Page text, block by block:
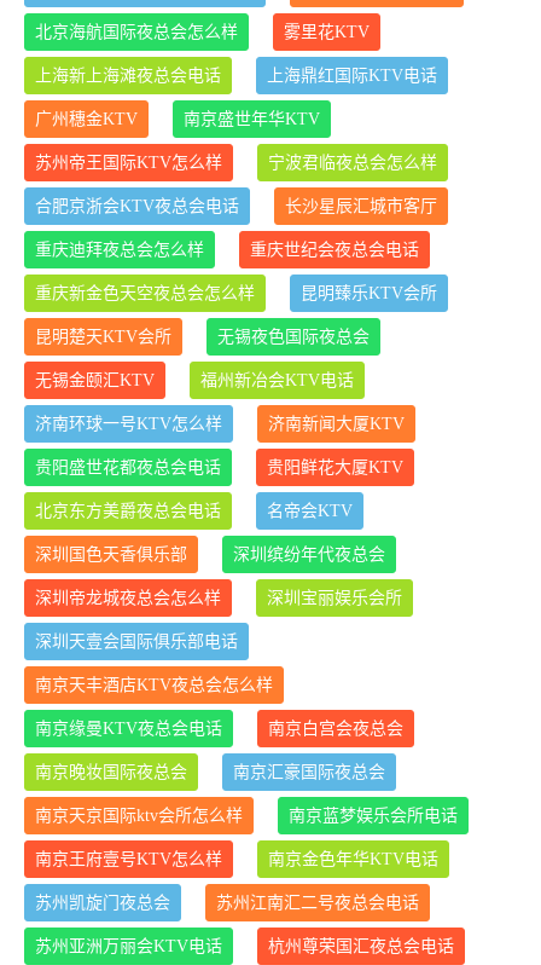
北京海航国际夜总会怎么样 雾里花KTV
上海新上海滩夜总会电话 上海鼎红国际KTV电话
广州穗金KTV 南京盛世年华KTV
苏州帝王国际KTV怎么样 宁波君临夜总会怎么样
合肥京浙会KTV夜总会电话 长沙星辰汇城市客厅
重庆迪拜夜总会怎么样 重庆世纪会夜总会电话
重庆新金色天空夜总会怎么样 昆明臻乐KTV会所
昆明楚天KTV会所 无锡夜色国际夜总会
无锡金颐汇KTV 福州新冶会KTV电话
济南环球一号KTV怎么样 济南新闻大厦KTV
贵阳盛世花都夜总会电话 贵阳鲜花大厦KTV
北京东方美爵夜总会电话 名帝会KTV
深圳国色天香俱乐部 深圳缤纷年代夜总会
深圳帝龙城夜总会怎么样 深圳宝丽娱乐会所
深圳天壹会国际俱乐部电话
南京天丰酒店KTV夜总会怎么样
南京缘曼KTV夜总会电话 南京白宫会夜总会
南京晚妆国际夜总会 南京汇豪国际夜总会
南京天京国际ktv会所怎么样 南京蓝梦娱乐会所电话
南京王府壹号KTV怎么样 南京金色年华KTV电话
苏州凯旋门夜总会 苏州江南汇二号夜总会电话
苏州亚洲万丽会KTV电话 杭州尊荣国汇夜总会电话